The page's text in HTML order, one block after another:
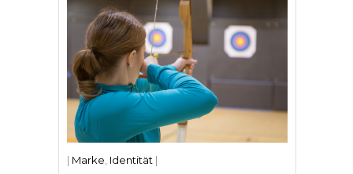
| Marke Identität |